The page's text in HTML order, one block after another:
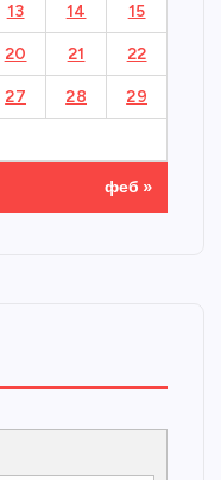
13 14 15
20 21 22
27 28 29
феб »